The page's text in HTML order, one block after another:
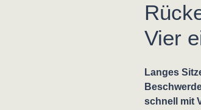
Vier
Langes
schnell mit